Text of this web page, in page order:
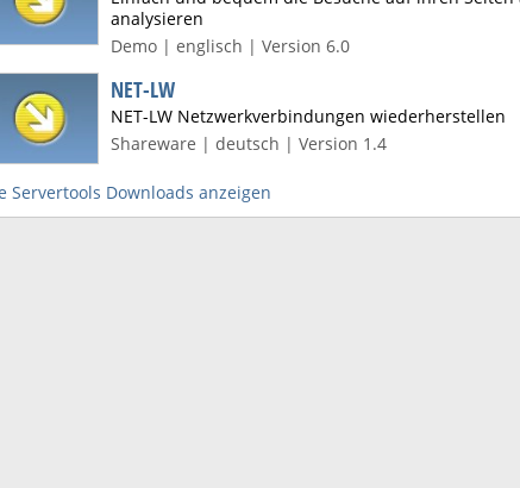
analysieren
Demo | englisch | Version 6.0
NET-LW
NET-LW Netzwerkverbindungen wiederherstellen
Shareware | deutsch | Version 1.4
Servertools Downloads anzeigen